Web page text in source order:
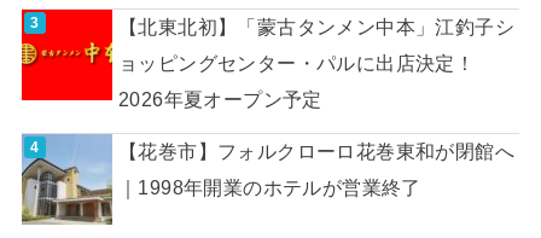
【北東北初】「蒙古タンメン中本」江釣子シ
ョッピングセンター・パルに出店決定！
2026年夏オープン予定
【花巻市】フォルクローロ花巻東和が閉館へ
｜1998年開業のホテルが営業終了